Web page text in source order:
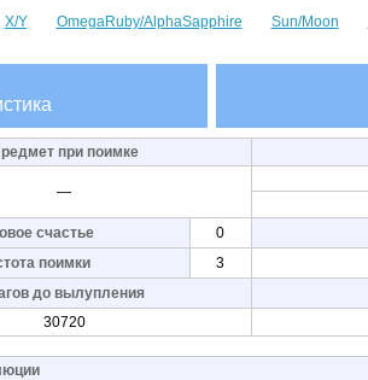
X/Y OmegaRuby/AlphaSapphire Sun/Moon
при поимке
—
счастье
0
поимки
3
до вылупления
30720